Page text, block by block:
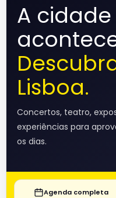
A cidade
Lisboa.
Concertos, teatro,
experiências para
os dias.
Agenda completa